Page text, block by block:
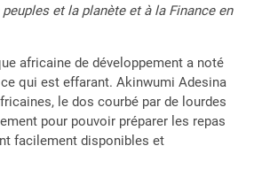
et la planète et à la Finance en
africaine de développement a noté
qui est effarant. Akinwumi Adesina
le dos courbé par de lourdes
pour pouvoir préparer les repas
facilement disponibles et